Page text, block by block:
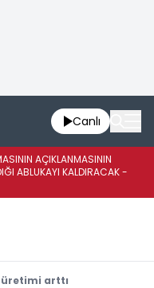
Canlı
AÇIKLANMASININ
ABLUKAYI KALDIRACAK -
üretimi arttı